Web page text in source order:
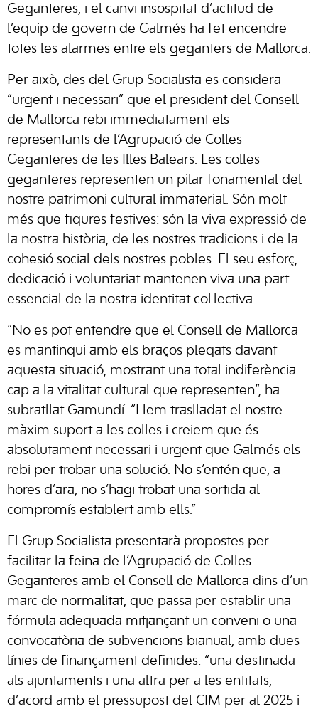
Geganteres, i el canvi insospitat d’actitud de
l’equip de govern de Galmés ha fet encendre
totes les alarmes entre els geganters de Mallorca.
Per això, des del Grup Socialista es considera
“urgent i necessari” que el president del Consell
de Mallorca rebi immediatament els
representants de l’Agrupació de Colles
Geganteres de les Illes Balears. Les colles
geganteres representen un pilar fonamental del
nostre patrimoni cultural immaterial. Són molt
més que figures festives: són la viva expressió de
la nostra història, de les nostres tradicions i de la
cohesió social dels nostres pobles. El seu esforç,
dedicació i voluntariat mantenen viva una part
essencial de la nostra identitat col·lectiva.
“No es pot entendre que el Consell de Mallorca
es mantingui amb els braços plegats davant
aquesta situació, mostrant una total indiferència
cap a la vitalitat cultural que representen”, ha
subratllat Gamundí. “Hem traslladat el nostre
màxim suport a les colles i creiem que és
absolutament necessari i urgent que Galmés els
rebi per trobar una solució. No s’entén que, a
hores d’ara, no s’hagi trobat una sortida al
compromís establert amb ells.”
El Grup Socialista presentarà propostes per
facilitar la feina de l’Agrupació de Colles
Geganteres amb el Consell de Mallorca dins d’un
marc de normalitat, que passa per establir una
fórmula adequada mitjançant un conveni o una
convocatòria de subvencions bianual, amb dues
línies de finançament definides: “una destinada
als ajuntaments i una altra per a les entitats,
d’acord amb el pressupost del CIM per al 2025 i